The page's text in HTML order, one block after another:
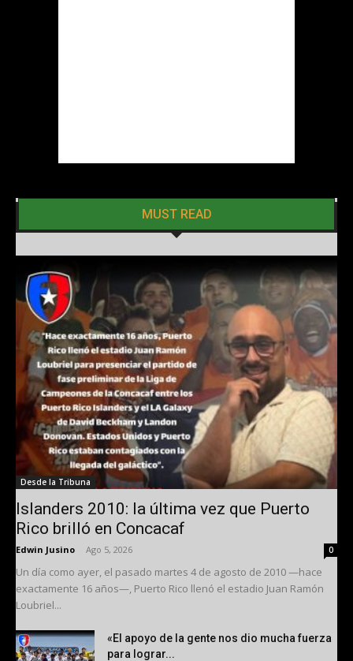
MUST READ
Desde la Tribuna
Islanders 2010: la última vez que Puerto
Rico brilló en Concacaf
Edwin Jusino Ago 5, 2026 0
Un día como ayer, el pasado martes 4 de agosto de 2010 —hace
exactamente 16 años—, Puerto Rico llenó el estadio Juan Ramón
Loubriel...
«El apoyo de la gente nos dio mucha fuerza
para lograr...